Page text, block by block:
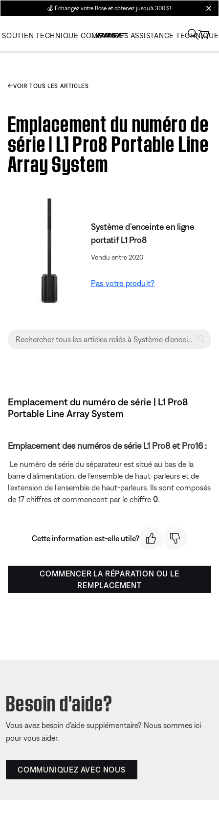
💰 Échangez votre Bose et obtenez jusqu’à 300 $!
SOUTIEN TECHNIQUE COMMANDES ASSISTANCE TECHNIQUE
VOIR TOUS LES ARTICLES
Emplacement du numéro de
série | L1 Pro8 Portable Line
Array System
Système d’enceinte en ligne
portatif L1 Pro8
Vendu entre 2020
Pas votre produit?
Emplacement du numéro de série | L1 Pro8
Portable Line Array System
Emplacement des numéros de série L1 Pro8 et Pro16 :
Le numéro de série du séparateur est situé au bas de la
barre d'alimentation, de l'ensemble de haut-parleurs et de
l'extension de l'ensemble de haut-parleurs. Ils sont composés
de 17 chiffres et commencent par le chiffre 0.
Cette information est-elle utile?
COMMENCER LA RÉPARATION OU LE
REMPLACEMENT
Besoin d’aide?
Vous avez besoin d’aide supplémentaire? Nous sommes ici
pour vous aider.
COMMUNIQUEZ AVEC NOUS